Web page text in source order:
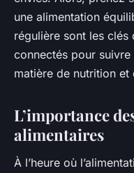
une alimentation
régulière sont les clés
connectés pour suivre
matière de nutrition et
L’importance
alimentaires
À l’heure où